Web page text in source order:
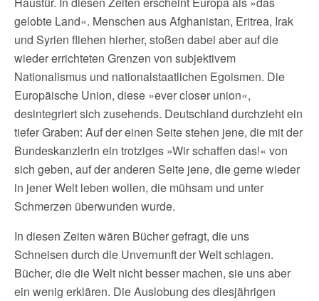
gelobte Land«. Menschen aus Afghanistan, Eritrea, Irak
und Syrien fliehen hierher, stoßen dabei aber auf die
wieder errichteten Grenzen von subjektivem
Nationalismus und nationalstaatlichen Egoismen. Die
Europäische Union, diese »ever closer union«,
desintegriert sich zusehends. Deutschland durchzieht ein
tiefer Graben: Auf der einen Seite stehen jene, die mit der
Bundeskanzlerin ein trotziges »Wir schaffen das!« von
sich geben, auf der anderen Seite jene, die gerne wieder
in jener Welt leben wollen, die mühsam und unter
Schmerzen überwunden wurde.
In diesen Zeiten wären Bücher gefragt, die uns
Schneisen durch die Unvernunft der Welt schlagen.
Bücher, die die Welt nicht besser machen, sie uns aber
ein wenig erklären. Die Auslobung des diesjährigen